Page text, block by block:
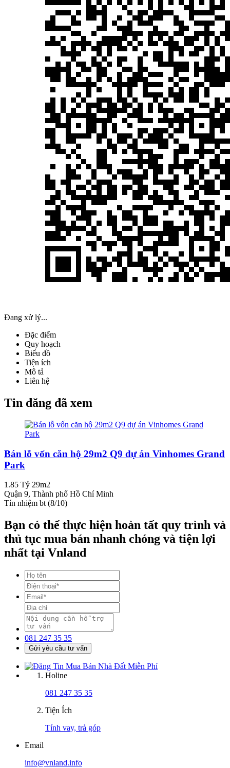
Đang xử lý...
Đặc điểm
Quy hoạch
Biểu đồ
Tiện ích
Mô tả
Liên hệ
Tin đăng đã xem
Bán lỗ vốn căn hộ 29m2 Q9 dự án Vinhomes Grand
Park
1.85 Tỷ 29m2
Quận 9, Thành phố Hồ Chí Minh
Tín nhiệm bt (8/10)
Bạn có thể thực hiện hoàn tất quy trình và
thủ tục mua bán nhanh chóng và tiện lợi
nhất tại Vnland
081 247 35 35
Gửi yêu cầu tư vấn
Holine
081 247 35 35
Tiện Ích
Tính vay, trả góp
Email
info@vnland.info